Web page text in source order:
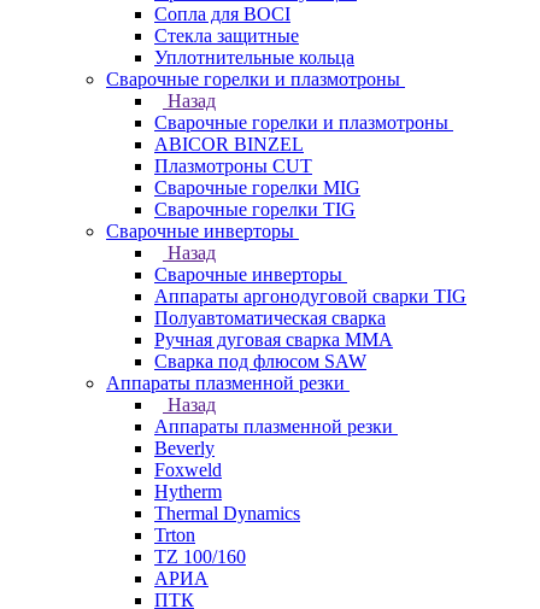
Сопла для BOCI
Стекла защитные
Уплотнительные кольца
Сварочные горелки и плазмотроны
Назад
Сварочные горелки и плазмотроны
ABICOR BINZEL
Плазмотроны CUT
Сварочные горелки MIG
Сварочные горелки TIG
Сварочные инверторы
Назад
Сварочные инверторы
Аппараты аргонодуговой сварки TIG
Полуавтоматическая сварка
Ручная дуговая сварка MMA
Сварка под флюсом SAW
Аппараты плазменной резки
Назад
Аппараты плазменной резки
Beverly
Foxweld
Hytherm
Thermal Dynamics
Trton
TZ 100/160
АРИА
ПТК